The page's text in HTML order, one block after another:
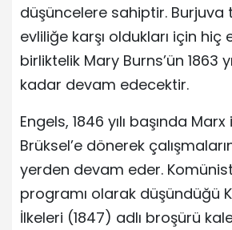
düşüncelere sahiptir. Burjuva
evliliğe karşı oldukları için hiç
birliktelik Mary Burns’ün 1863
kadar devam edecektir.
Engels, 1846 yılı başında
Brüksel’e dönerek
yerden devam eder. Komünist
programı olarak düşündüğü
İlkeleri (1847) adlı broşürü